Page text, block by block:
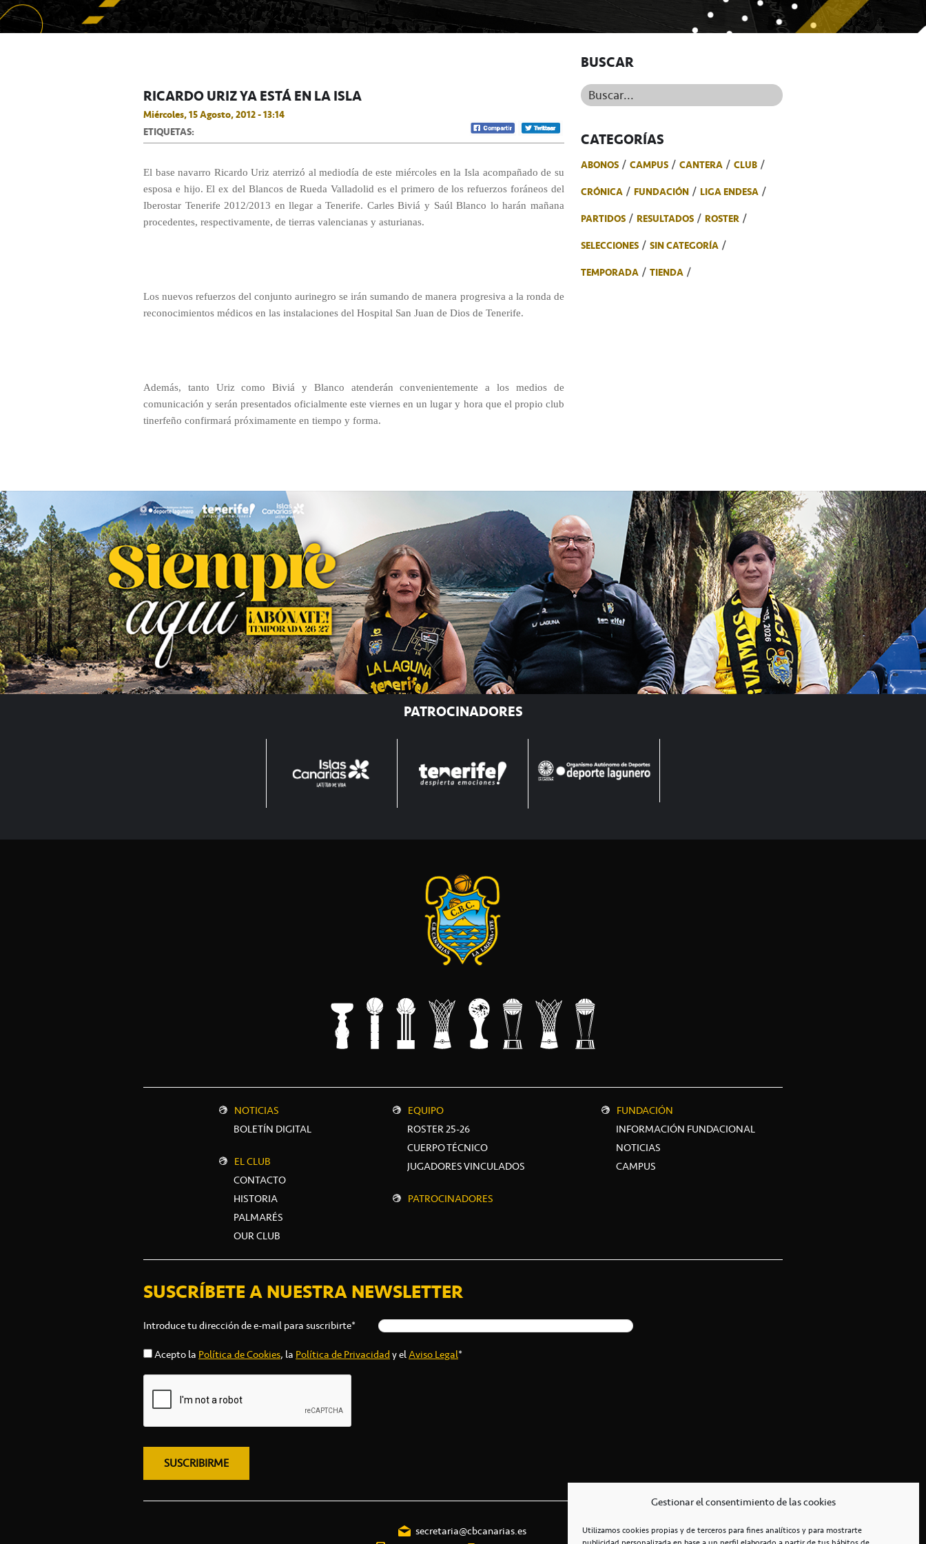
Gestionar el consentimiento de las cookies
Utilizamos cookies propias y de terceros para fines analíticos y para mostrarte
RICARDO URIZ YA ESTÁ EN LA ISLA
Miércoles, 15 Agosto, 2012 - 13:14
ETIQUETAS:
El base navarro Ricardo Uriz aterrizó al mediodía de este miércoles en la Isla acompañado de su
esposa e hijo. El ex del Blancos de Rueda Valladolid es el primero de los refuerzos foráneos del
Iberostar Tenerife 2012/2013 en llegar a Tenerife. Carles Biviá y Saúl Blanco lo harán mañana
procedentes, respectivamente, de tierras valencianas y asturianas.
Los nuevos refuerzos del conjunto aurinegro se irán sumando de manera progresiva a la ronda de
reconocimientos médicos en las instalaciones del Hospital San Juan de Dios de Tenerife.
Además, tanto Uriz como Biviá y Blanco atenderán convenientemente a los medios de
comunicación y serán presentados oficialmente este viernes en un lugar y hora que el propio club
tinerfeño confirmará próximamente en tiempo y forma.
BUSCAR
Buscar...
CATEGORÍAS
ABONOS CAMPUS CANTERA
CLUB
CRÓNICA
FUNDACIÓN
LIGA ENDESA
PARTIDOS
RESULTADOS
ROSTER
SELECCIONES
SIN CATEGORÍA
TEMPORADA
TIENDA
PATROCINADORES
NOTICIAS
BOLETÍN DIGITAL
EL CLUB
CONTACTO
HISTORIA
PALMARÉS
OUR CLUB
EQUIPO
ROSTER 25-26
CUERPO TÉCNICO
JUGADORES VINCULADOS
PATROCINADORES
FUNDACIÓN
INFORMACIÓN FUNDACIONAL
NOTICIAS
CAMPUS
SUSCRÍBETE A NUESTRA NEWSLETTER
Introduce tu dirección de e-mail para suscribirte*
Acepto la Política de Cookies, la Política de Privacidady elAviso Legal*
secretaria@cbcanarias.es